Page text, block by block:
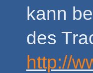
kann
des
http://